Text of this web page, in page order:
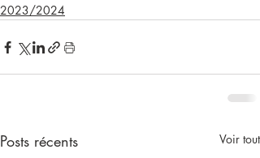
2023/2024
Posts récents Voir tout